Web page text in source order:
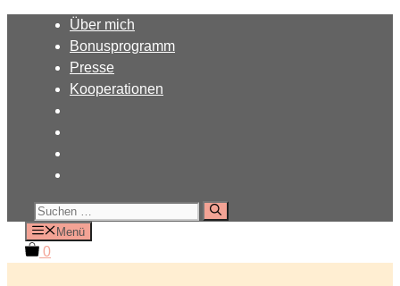
springen
Über mich
Bonusprogramm
Presse
Kooperationen
Suchen
nach:Menü
0